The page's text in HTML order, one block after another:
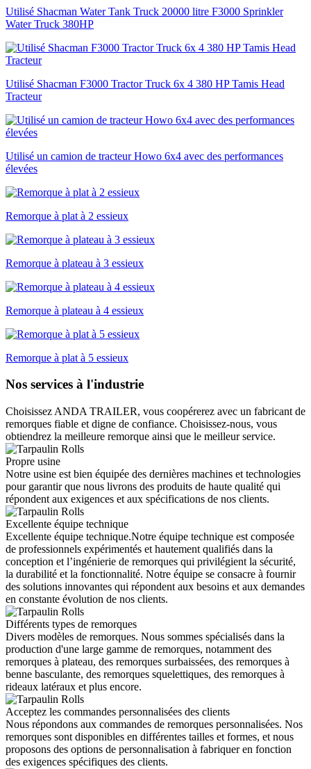
Utilisé Shacman Water Tank Truck 20000 litre F3000 Sprinkler
Water Truck 380HP
Utilisé Shacman F3000 Tractor Truck 6x 4 380 HP Tamis Head
Tracteur
Utilisé un camion de tracteur Howo 6x4 avec des performances
élevées
Remorque à plat à 2 essieux
Remorque à plateau à 3 essieux
Remorque à plateau à 4 essieux
Remorque à plat à 5 essieux
Nos services à l'industrie
Choisissez ANDA TRAILER, vous coopérerez avec un fabricant de
remorques fiable et digne de confiance. Choisissez-nous, vous
obtiendrez la meilleure remorque ainsi que le meilleur service.
Propre usine
Notre usine est bien équipée des dernières machines et technologies
pour garantir que nous livrons des produits de haute qualité qui
répondent aux exigences et aux spécifications de nos clients.
Excellente équipe technique
Excellente équipe technique.Notre équipe technique est composée
de professionnels expérimentés et hautement qualifiés dans la
conception et l’ingénierie de remorques qui privilégient la sécurité,
la durabilité et la fonctionnalité. Notre équipe se consacre à fournir
des solutions innovantes qui répondent aux besoins et aux demandes
en constante évolution de nos clients.
Différents types de remorques
Divers modèles de remorques. Nous sommes spécialisés dans la
production d'une large gamme de remorques, notamment des
remorques à plateau, des remorques surbaissées, des remorques à
benne basculante, des remorques squelettiques, des remorques à
rideaux latéraux et plus encore.
Acceptez les commandes personnalisées des clients
Nous répondons aux commandes de remorques personnalisées. Nos
remorques sont disponibles en différentes tailles et formes, et nous
proposons des options de personnalisation à fabriquer en fonction
des exigences spécifiques des clients.